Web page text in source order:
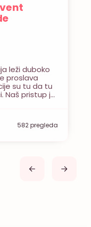
leži duboko
proslava
su tu da tu
Naš pristup je
sklada,
svježeg […]
582 pregleda